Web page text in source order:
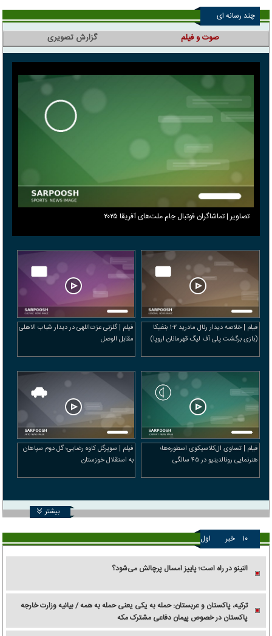
چند رسانه ای
صوت و فیلم
تصاویر | تماشاگران فوتبال جام ملت‌های آفریقا ۲۰۲۵
فیلم | خلاصه دیدار رئال مادرید ۲-۱ بنفیکا
(بازی برگشت پلی آف لیگ قهرمانان اروپا)
فیلم | گلزنی عزت‌اللهی در دیدار شباب الاهلی
مقابل الوصل
فیلم | تساوی ال‌کلاسیکوی اسطوره‌ها؛
هنرنمایی رونالدینیو در ۴۵ سالگی
فیلم | سوپرگل کاوه رضایی؛ گل دوم سپاهان
به استقلال خوزستان
بیشتر
گزارش تصویری
۱۰ خبر اول
النینو در راه است؛ پاییز امسال پرچالش می‌شود؟
ترکیه، پاکستان و عربستان: حمله به یکی یعنی حمله به همه / بیانیه وزارت خارجه
پاکستان در خصوص پیمان دفاعی مشترک مکه